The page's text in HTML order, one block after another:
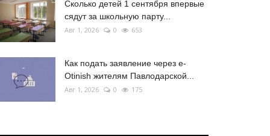
Сколько детей 1 сентября впервые
сядут за школьную парту...
Авг 1, 2026 0 653
Как подать заявление через e-
Otinish жителям Павлодарской...
Авг 1, 2026 0 175